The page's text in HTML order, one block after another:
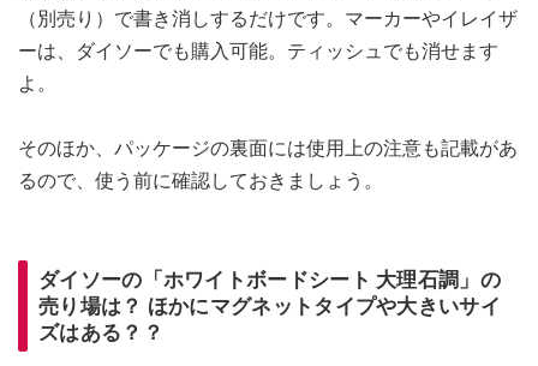
（別売り）で書き消しするだけです。マーカーやイレイザ
ーは、ダイソーでも購入可能。ティッシュでも消せます
よ。
そのほか、パッケージの裏面には使用上の注意も記載があ
るので、使う前に確認しておきましょう。
ダイソーの「ホワイトボードシート 大理石調」の
売り場は？ ほかにマグネットタイプや大きいサイ
ズはある？？